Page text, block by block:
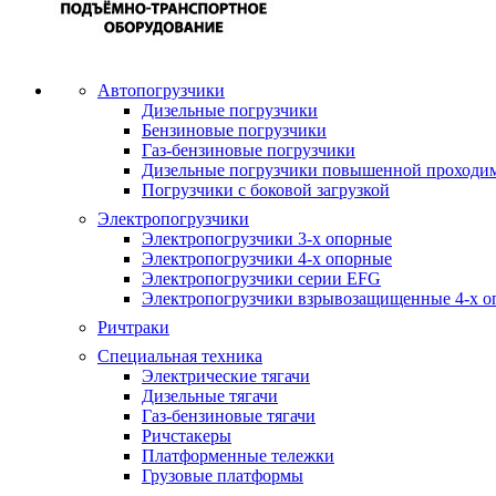
Автопогрузчики
Дизельные погрузчики
Бензиновые погрузчики
Газ-бензиновые погрузчики
Дизельные погрузчики повышенной
Погрузчики с боковой загрузкой
Электропогрузчики
Электропогрузчики 3-х опорные
Электропогрузчики 4-х опорные
Электропогрузчики серии EFG
Электропогрузчики взрывозащищенные 4-х
Ричтраки
Специальная техника
Электрические тягачи
Дизельные тягачи
Газ-бензиновые тягачи
Ричстакеры
Платформенные тележки
Грузовые платформы